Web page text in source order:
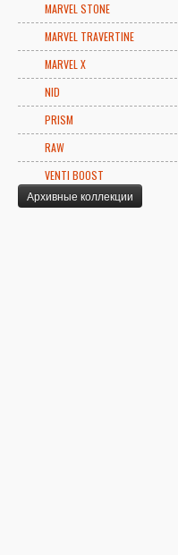
MARVEL STONE
MARVEL TRAVERTINE
MARVEL X
NID
PRISM
RAW
VENTI BOOST
Архивные коллекции